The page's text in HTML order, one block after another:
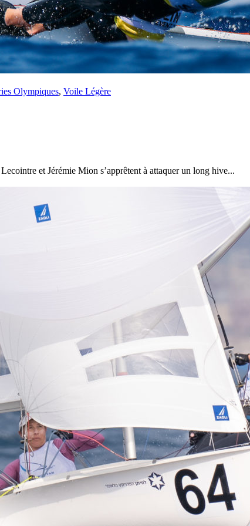
SP80 franchit la barre mythique des 50
Olympiques, Voile Légère
et Jérémie Mion s’apprêtent à attaquer un long hive...